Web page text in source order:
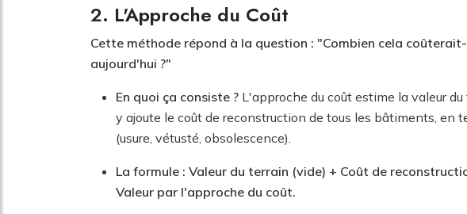
2. L'Approche du Coût
Cette méthode répond à la question : "Combien cela
aujourd'hui ?"
En quoi ça consiste ? L'approche du coût estime la valeur
y ajoute le coût de reconstruction de tous les bâtiments, en
(usure, vétusté, obsolescence).
La formule : Valeur du terrain (vide) + Coût de
Valeur par l'approche du coût.